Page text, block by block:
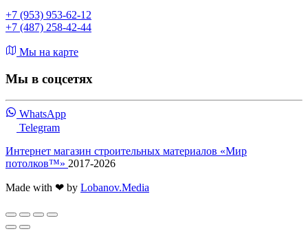
+7 (953) 953-62-12
+7 (487) 258-42-44
Мы на карте
Мы в соцсетях
WhatsApp
Telegram
Интернет магазин строительных материалов «Мир
потолков™» 2017-2026
Made with ❤ by Lobanov.Media